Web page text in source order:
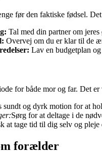
før den faktiske fødsel.
Tal med din partner om
Overvej om du er klar til de
Lav en budgetplan
for både mor og far. Det
sundt og dyrk motion for at
Sørg for at deltage i de
at tage tid til dig selv og pleje
forælder